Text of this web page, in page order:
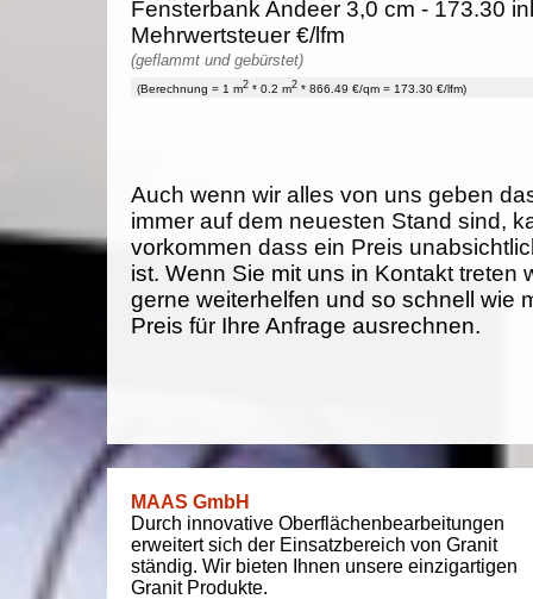
Fensterbank Andeer 3,0 cm - 173.30
Mehrwertsteuer €/lfm
(geflammt und gebürstet)
(Berechnung = 1 m2 * 0.2 m2 * 866.49 €/qm = 173.30 €/lfm)
Auch wenn wir alles von uns geben
immer auf dem neuesten Stand sind,
vorkommen dass ein Preis
ist. Wenn Sie mit uns in Kontakt treten
gerne weiterhelfen und so schnell wie
Preis für Ihre Anfrage ausrechnen.
MAAS GmbH
Durch innovative Oberflächenbearbeitungen
erweitert sich der Einsatzbereich von Granit
ständig. Wir bieten Ihnen unsere einzigartigen
Granit Produkte.